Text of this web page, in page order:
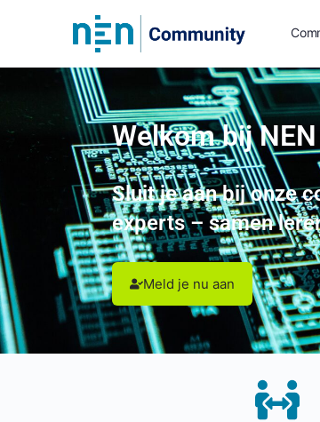
Welkom bij
Sluit je aan bijonze
experts – samen
Meld je nu aan